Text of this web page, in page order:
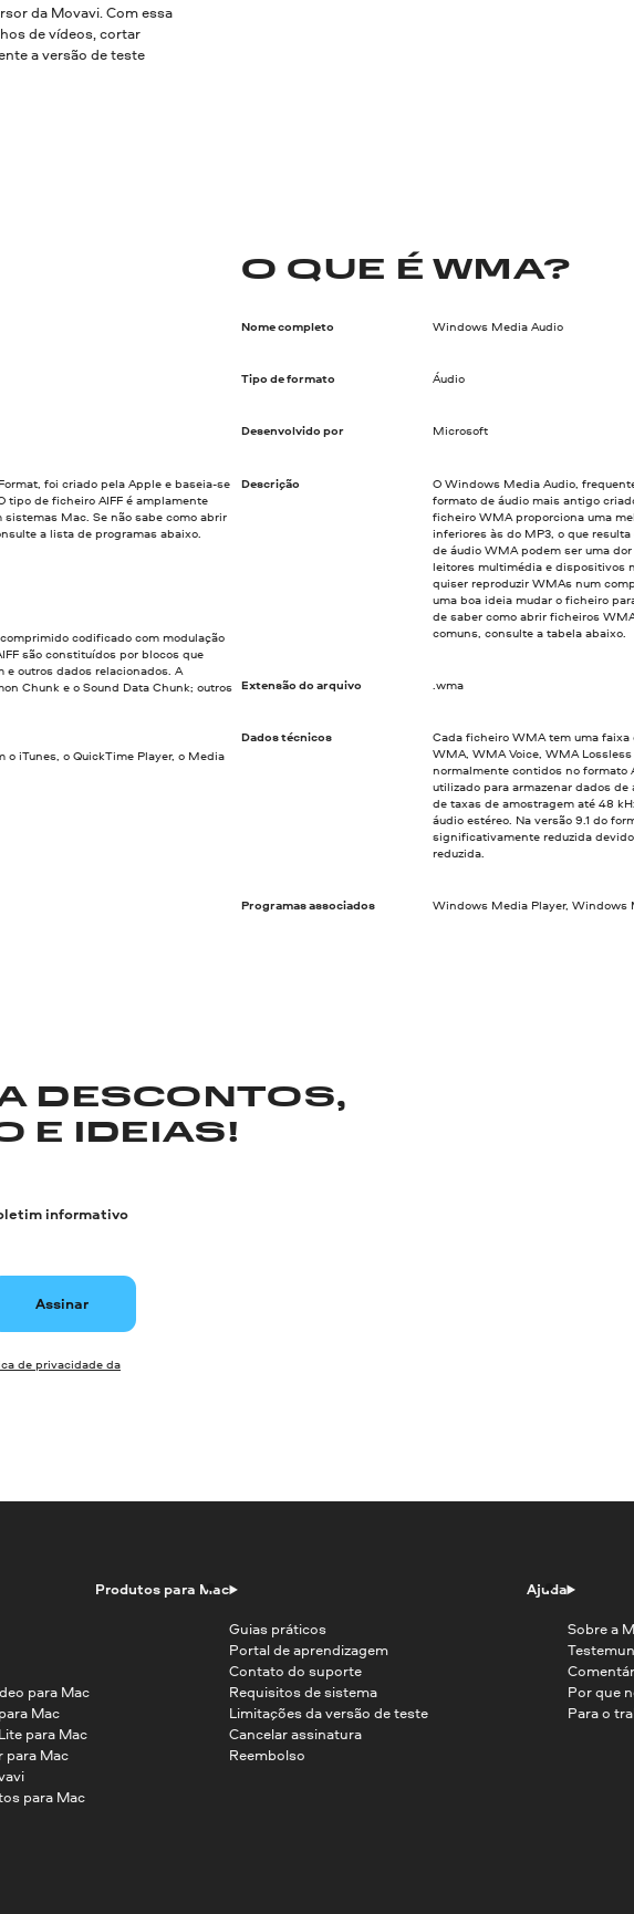
da Movavi. Com essa
de vídeos, cortar
a versão de teste
foi criado pela Apple e baseia-se
tipo de ficheiro AIFF é amplamente
Mac. Se não sabe como abrir
a lista de programas abaixo.
codificado com modulação
são constituídos por blocos que
outros dados relacionados. A
Chunk e o Sound Data Chunk; outros
o iTunes, o QuickTime Player, o Media
O QUE É WMA?
Nome completo Windows Media Audio
Tipo de formato Áudio
Desenvolvido por Microsoft
Descrição
O Windows Media Audio,
formato de áudio mais antigo
ficheiro WMA proporciona uma
inferiores às do MP3, o que
de áudio WMA podem ser uma
leitores multimédia e dispositivos
quiser reproduzir WMAs num
uma boa ideia mudar o ficheiro
de saber como abrir ficheiros
comuns, consulte a tabela abaixo.
Extensão do arquivo .wma
Dados técnicos
Cada ficheiro WMA tem uma
WMA, WMA Voice, WMA
normalmente contidos no formato
utilizado para armazenar dados
de taxas de amostragem até 48
áudio estéreo. Na versão 9.1 do
significativamente reduzida
reduzida.
Programas associados Windows Media Player, Windows
DESCONTOS,
E IDEIAS!
informativo
Assinar
de privacidade da
Produtos para Mac
para Mac
Mac
para Mac
para Mac
para Mac
Ajuda
Guias práticos
Portal de aprendizagem
Contato do suporte
Requisitos de sistema
Limitações da versão de teste
Cancelar assinatura
Reembolso
Sobre a
Por que
Para o